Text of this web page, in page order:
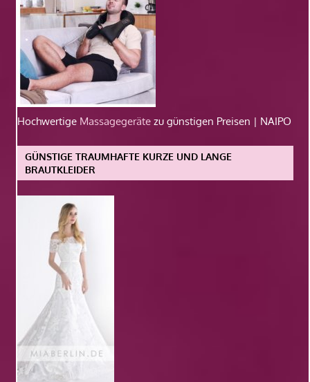
Hochwertige Massagegeräte zu günstigen Preisen | NAIPO
GÜNSTIGE TRAUMHAFTE KURZE UND LANGE
BRAUTKLEIDER